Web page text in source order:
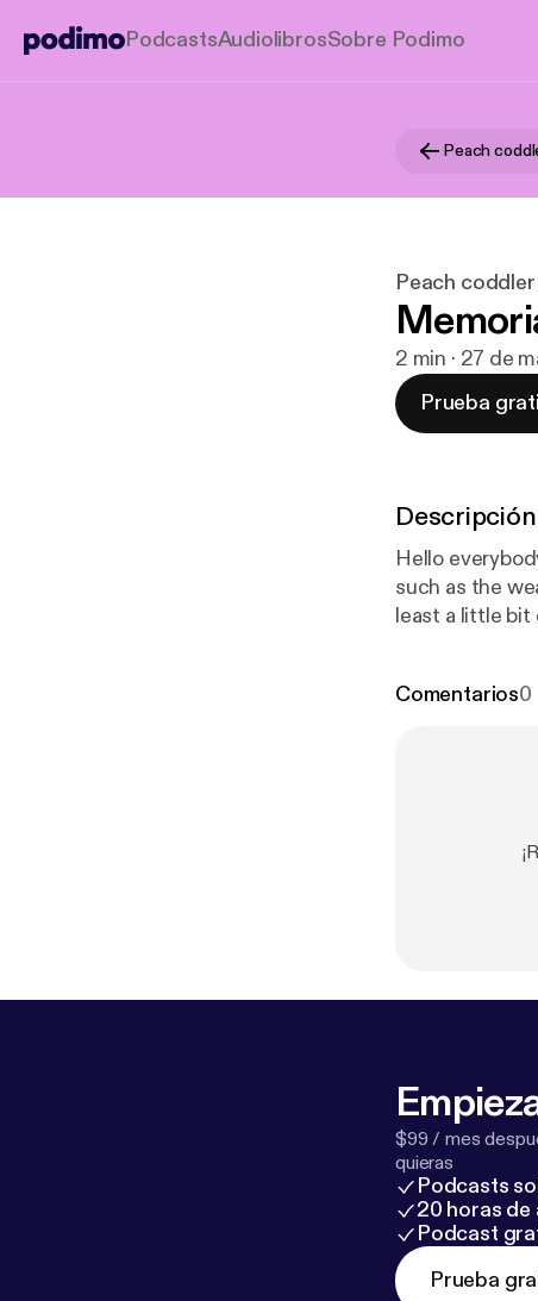
PodcastsAudiolibrosSobre Podimo
Peach
Peach
2 min · 27 de
Prueba
Descripción
Hello
such as the
least a little
Comentarios0
$99 / mes
quieras
Podcasts
20 horas de
Podcast
Prueba